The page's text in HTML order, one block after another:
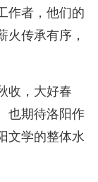
作者，他们的
火传承有序，
收，大好春
也期待洛阳作
文学的整体水